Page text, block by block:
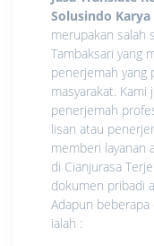
Solusindo Karya
merupakan salah
Tambaksari yang
penerjemah yang
masyarakat.
penerjemah
lisan atau
memberi layanan
di Cianjurasa
dokumen pribadi
Adapun
ialah :